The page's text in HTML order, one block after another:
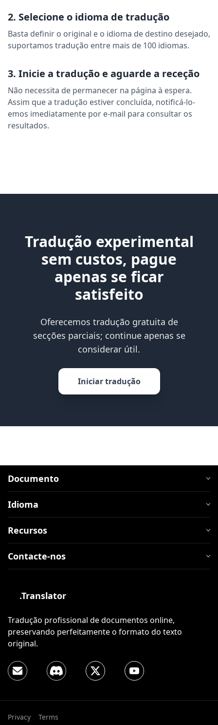
2. Selecione o idioma de tradução
Basta definir o original e o idioma de destino desejado,
suportamos tradução entre mais de 100 idiomas.
3. Inicie a tradução e aguarde a receção
Não necessita de permanecer na página à espera.
Assim que a tradução estiver concluída, notificá-lo-
emos imediatamente por e-mail para consultar os
resultados.
Tradução experimental
sem custos, pague
apenas se ficar
satisfeito
Oferecemos tradução gratuita de
secções parciais; continue apenas se
considerar útil.
Iniciar tradução
Documento
Idioma
Recursos
Contacte-nos
.Translator
Tradução profissional de documentos online,
preservando perfeitamente o formato do texto
original.
Privacy Terms